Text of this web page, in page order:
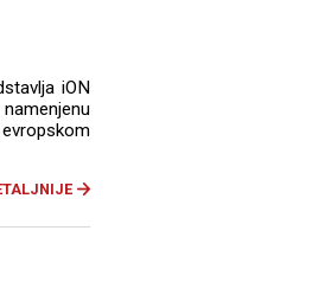
iON